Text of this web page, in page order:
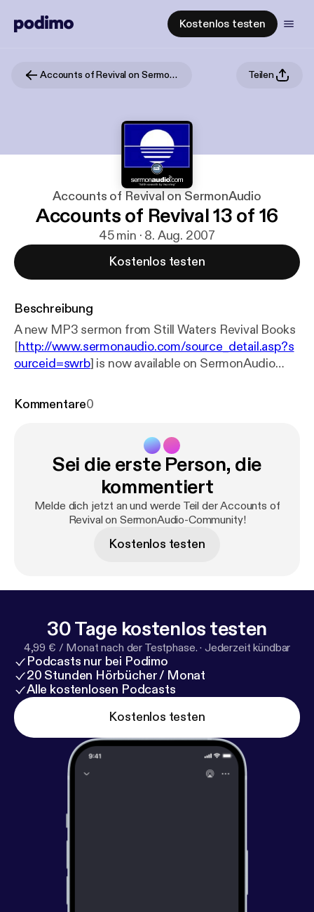
Kostenlos testen
Accounts of Revival on SermonAudio Teilen
Accounts of Revival on SermonAudio
Accounts of Revival 13 of 16
45 min · 8. Aug. 2007
Kostenlos testen
Beschreibung
A new MP3 sermon from Still Waters Revival Books
[http://www.sermonaudio.com/source_detail.asp?s
ourceid=swrb] is now available on SermonAudio
13 of 16 Subtitle: Accounts of Revival Speaker: John
Kommentare0
Sei die erste Person, die
kommentiert
Melde dich jetzt an und werde Teil der Accounts of
Revival on SermonAudio-Community!
Kostenlos testen
30 Tage kostenlos testen
4,99 € / Monat nach der Testphase. · Jederzeit kündbar
Podcasts nur bei Podimo
20 Stunden Hörbücher / Monat
Alle kostenlosen Podcasts
Kostenlos testen